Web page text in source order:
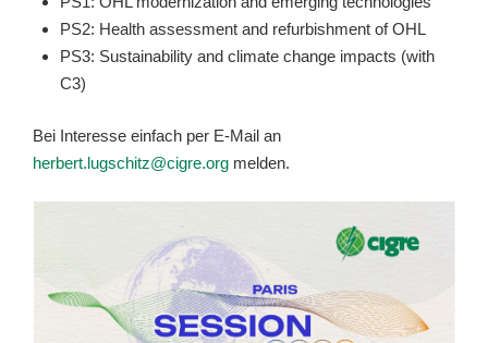
PS2: Health assessment and refurbishment of OHL
PS3: Sustainability and climate change impacts (with
C3)
Bei Interesse einfach per E-Mail an
herbert.lugschitz@cigre.org melden.